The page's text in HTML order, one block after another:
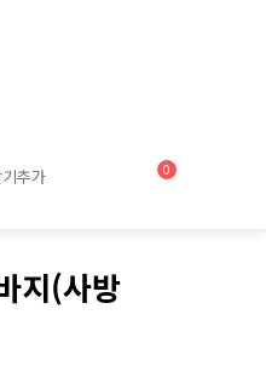
추가 0
지(사방